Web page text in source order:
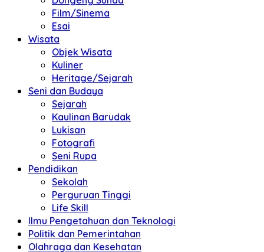
Film/Sinema
Esai
Wisata
Objek Wisata
Kuliner
Heritage/Sejarah
Seni dan Budaya
Sejarah
Kaulinan Barudak
Lukisan
Fotografi
Seni Rupa
Pendidikan
Sekolah
Perguruan Tinggi
Life Skill
Ilmu Pengetahuan dan Teknologi
Politik dan Pemerintahan
Olahraga dan Kesehatan